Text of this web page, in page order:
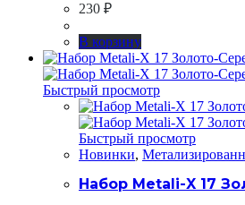
230 ₽
В корзину
Быстрый просмотр
Быстрый просмотр
Новинки,
Набор Metali-X 17